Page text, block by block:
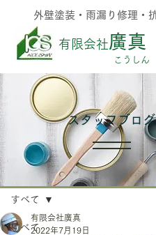
外壁塗装・雨漏り修理・
有限会社廣真
​こうしん
記事
すべて
すべて
有限会社廣真
2022年7月19日
​スタッフブログ